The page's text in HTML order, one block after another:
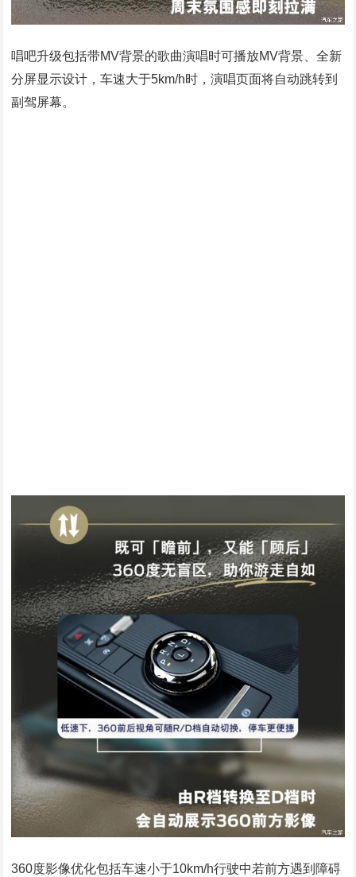
唱吧升级包括带MV背景的歌曲演唱时可播放MV背景、全新
分屏显示设计，车速大于5km/h时，演唱页面将自动跳转到
副驾屏幕。
360度影像优化包括车速小于10km/h行驶中若前方遇到障碍